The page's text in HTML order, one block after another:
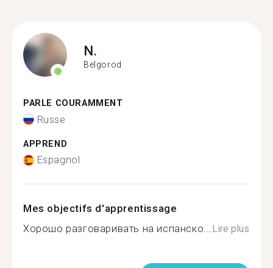
N.
Belgorod
PARLE COURAMMENT
Russe
APPREND
Espagnol
Mes objectifs d'apprentissage
Хорошо разговаривать на испанско...Lire plus